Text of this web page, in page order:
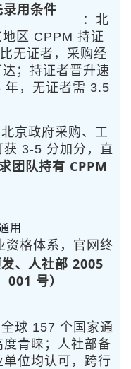
用条件
：北
地区 CPPM 持证
无证者 ，采购经
；持证者晋升速
年，无证者需 3.5
北京政府采购、工
团队持有 CPPM
获 3-5 分加分，直
用
、人社部 2005
号）
资格体系，官网终
全球 157 个国家通
青睐；人社部备
位均认可，跨行